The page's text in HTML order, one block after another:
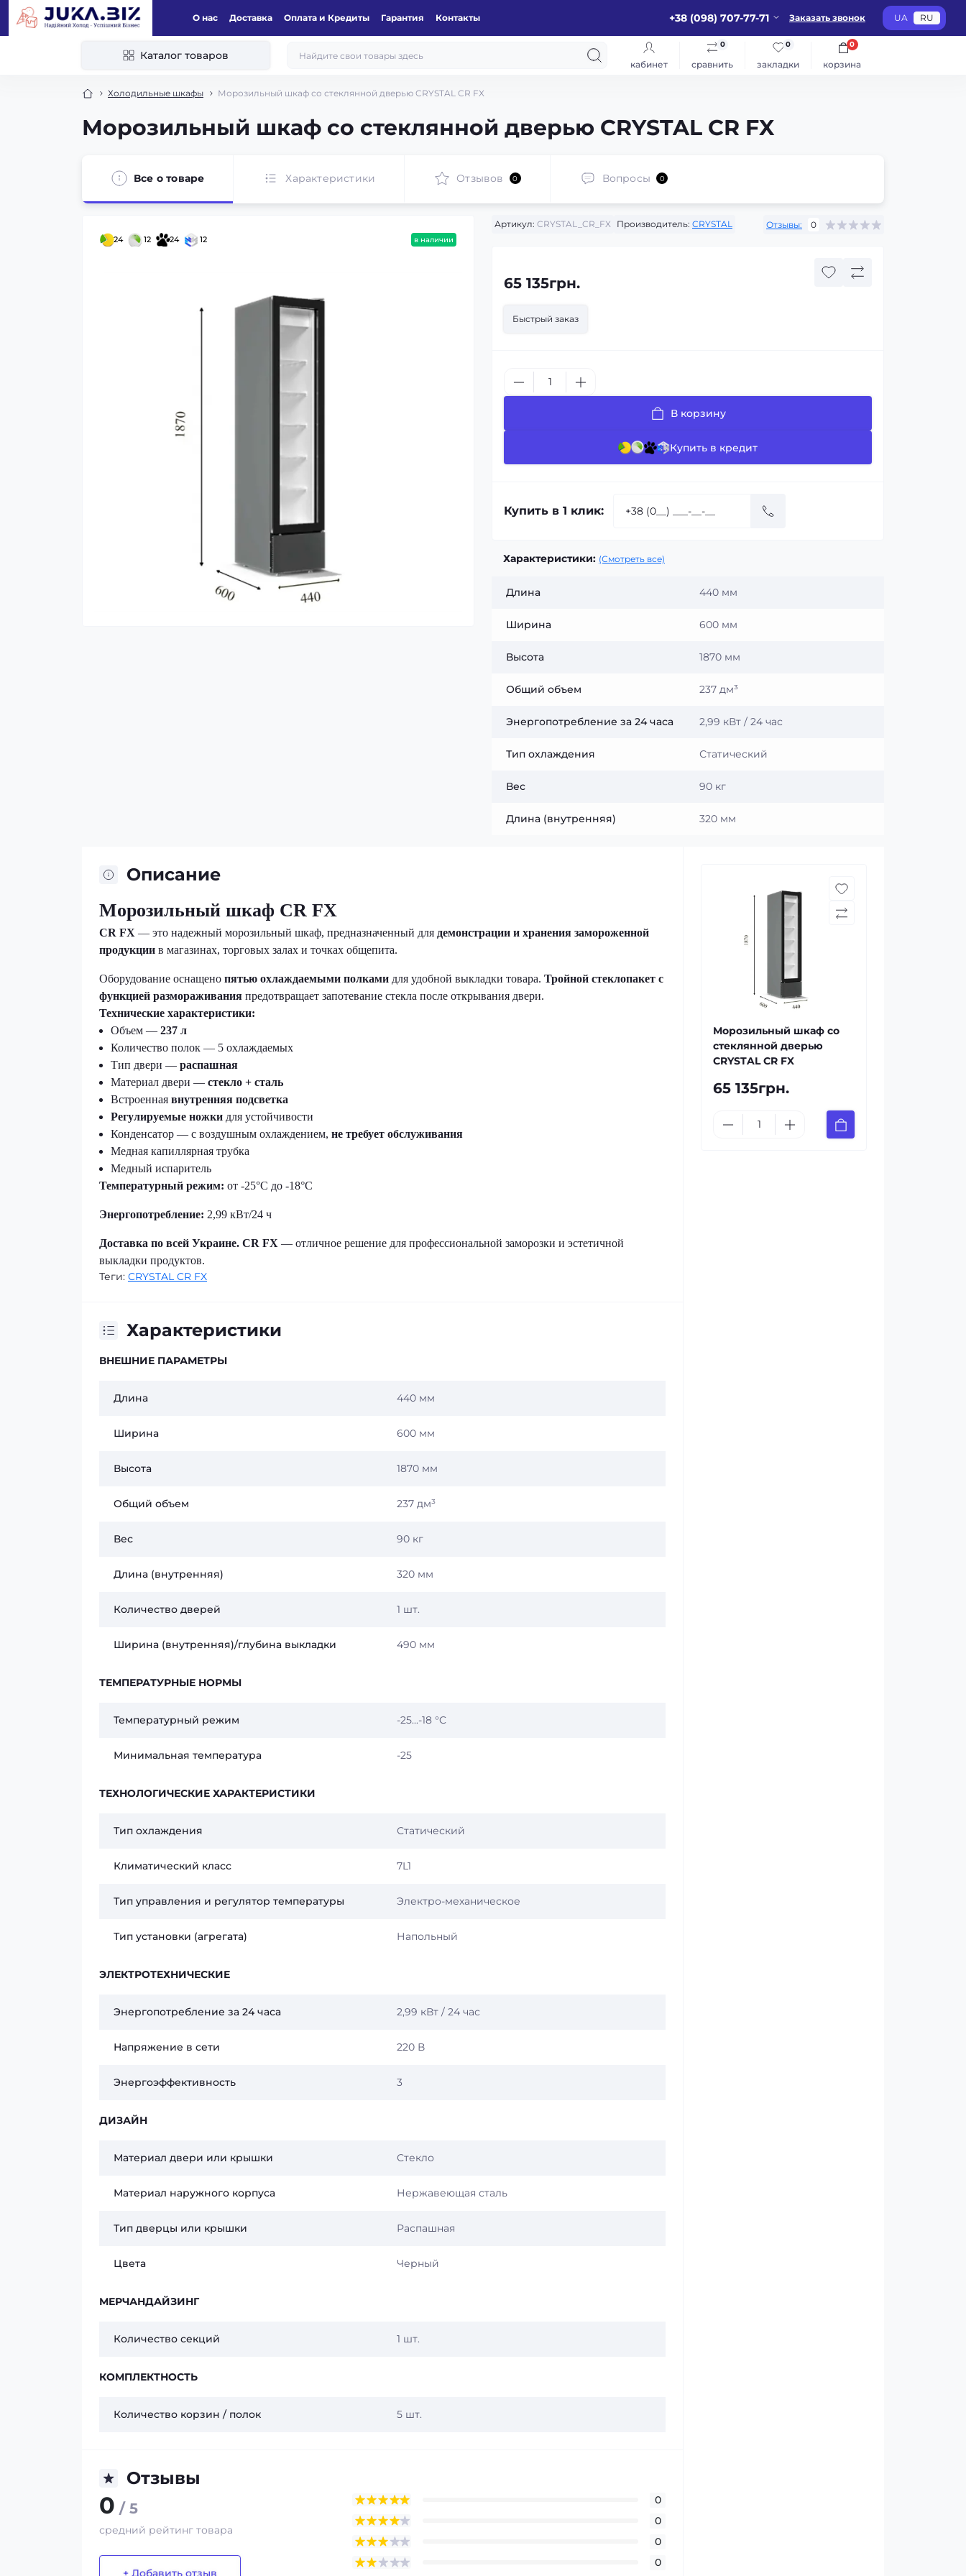
О нас Доставка Оплата и Кредиты Гарантия Контакты +38 (098) 707-77-71 Заказать звонок UA RU
Каталог товаров
кабинет сравнить
0
закладки
0
корзина
0
Холодильные шкафы Морозильный шкаф со стеклянной дверью CRYSTAL CR FX
Морозильный шкаф со стеклянной дверью CRYSTAL CR FX
Все о товаре Характеристики Отзывов 0 Вопросы 0
24 12 24 12 в наличии
Артикул: CRYSTAL_CR_FX Производитель: CRYSTAL Отзывы: 0
65 135грн.
Быстрый заказ
В корзину
Купить в кредит
Купить в 1 клик:
Характеристики: (Смотреть все)
Длина 440 мм
Ширина 600 мм
Высота 1870 мм
Общий объем 237 дм³
Энергопотребление за 24 часа 2,99 кВт / 24 час
Тип охлаждения Статический
Вес 90 кг
Длина (внутренняя) 320 мм
Описание
Морозильный шкаф CR FX
CR FX — это надежный морозильный шкаф, предназначенный для демонстрации и хранения замороженной
продукции в магазинах, торговых залах и точках общепита.
Оборудование оснащено пятью охлаждаемыми полками для удобной выкладки товара. Тройной стеклопакет с
функцией размораживания предотвращает запотевание стекла после открывания двери.
Технические характеристики:
Объем — 237 л
Количество полок — 5 охлаждаемых
Тип двери — распашная
Материал двери — стекло + сталь
Встроенная внутренняя подсветка
Регулируемые ножки для устойчивости
Конденсатор — с воздушным охлаждением, не требует обслуживания
Медная капиллярная трубка
Медный испаритель
Температурный режим: от -25°C до -18°C
Энергопотребление: 2,99 кВт/24 ч
Доставка по всей Украине. CR FX — отличное решение для профессиональной заморозки и эстетичной
выкладки продуктов.
Теги: CRYSTAL CR FX
Характеристики
ВНЕШНИЕ ПАРАМЕТРЫ
Длина 440 мм
Ширина 600 мм
Высота 1870 мм
Общий объем 237 дм³
Вес 90 кг
Длина (внутренняя) 320 мм
Количество дверей 1 шт.
Ширина (внутренняя)/глубина выкладки 490 мм
ТЕМПЕРАТУРНЫЕ НОРМЫ
Температурный режим -25...-18 °C
Минимальная температура -25
ТЕХНОЛОГИЧЕСКИЕ ХАРАКТЕРИСТИКИ
Тип охлаждения Статический
Климатический класс 7L1
Тип управления и регулятор температуры Электро-механическое
Тип установки (агрегата) Напольный
ЭЛЕКТРОТЕХНИЧЕСКИЕ
Энергопотребление за 24 часа 2,99 кВт / 24 час
Напряжение в сети 220 В
Энергоэффективность 3
ДИЗАЙН
Материал двери или крышки Стекло
Материал наружного корпуса Нержавеющая сталь
Тип дверцы или крышки Распашная
Цвета Черный
МЕРЧАНДАЙЗИНГ
Количество секций 1 шт.
КОМПЛЕКТНОСТЬ
Количество корзин / полок 5 шт.
Отзывы
0 / 5
средний рейтинг товара
+ Добавить отзыв
0
0
0
0
Морозильный шкаф со
стеклянной дверью
CRYSTAL CR FX
65 135грн.